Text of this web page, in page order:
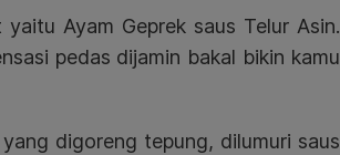
Ayam Geprek saus Telur Asin.
pedas dijamin bakal bikin kamu
digoreng tepung, dilumuri saus